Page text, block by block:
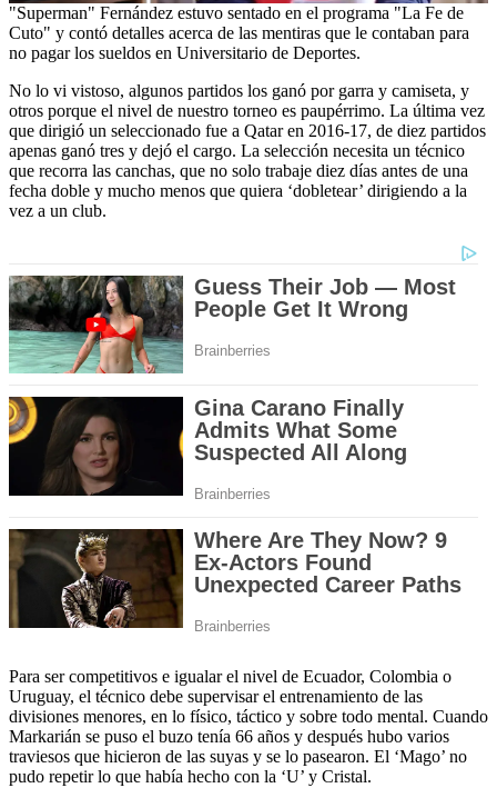
0
seconds
of
6
minutes,
39
seconds
"Superman" Fernández estuvo sentado en el programa "La Fe de
Cuto" y contó detalles acerca de las mentiras que le contaban para
no pagar los sueldos en Universitario de Deportes.
No lo vi vistoso, algunos partidos los ganó por garra y camiseta, y
otros porque el nivel de nuestro torneo es paupérrimo. La última vez
que dirigió un seleccionado fue a Qatar en 2016-17, de diez partidos
apenas ganó tres y dejó el cargo. La selección necesita un técnico
que recorra las canchas, que no solo trabaje diez días antes de una
fecha doble y mucho menos que quiera ‘dobletear’ dirigiendo a la
vez a un club.
Para ser competitivos e igualar el nivel de Ecuador, Colombia o
Uruguay, el técnico debe supervisar el entrenamiento de las
divisiones menores, en lo físico, táctico y sobre todo mental. Cuando
Markarián se puso el buzo tenía 66 años y después hubo varios
traviesos que hicieron de las suyas y se lo pasearon. El ‘Mago’ no
pudo repetir lo que había hecho con la ‘U’ y Cristal.